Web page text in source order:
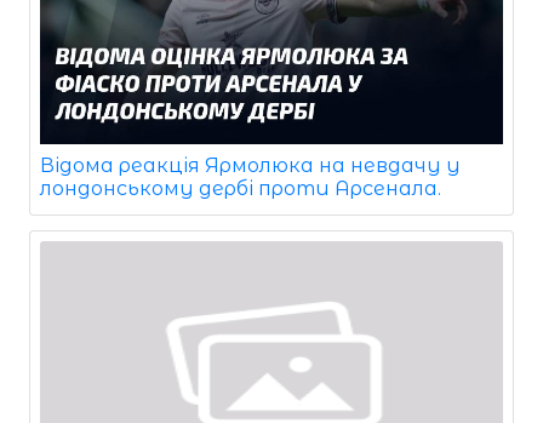
Відома реакція Ярмолюка на невдачу у
лондонському дербі проти Арсенала.